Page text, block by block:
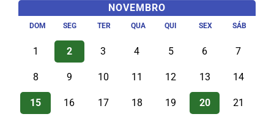
NOVEMBRO
DOM SEG TER QUA QUI SEX SÁB
1 2 3 4 5 6 7
8 9 10 11 12 13 14
15 16 17 18 19 20 21